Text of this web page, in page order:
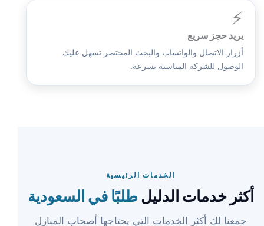
⚡
يريد حجز سريع
أزرار الاتصال والواتساب والبحث المختصر تسهل عليك
الوصول للشركة المناسبة بسرعة.
الخدمات الرئيسية
أكثر خدمات الدليل طلبًا في السعودية
جمعنا لك أكثر الخدمات التي يحتاجها أصحاب المنازل